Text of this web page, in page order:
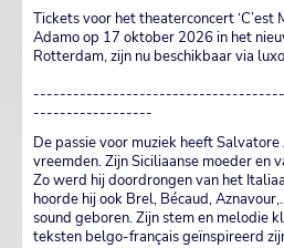
Tickets voor het theaterconcert ‘C’est
Adamo op 17 oktober 2026 in het
Rotterdam, zijn nu beschikbaar via
------------------
De passie voor muziek heeft
vreemden. Zijn Siciliaanse moeder en
Zo werd hij doordrongen van het
hoorde hij ook Brel, Bécaud,
sound geboren. Zijn stem en melodie
teksten belgo-français geïnspireerd